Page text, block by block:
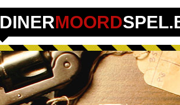
DINERMOORD